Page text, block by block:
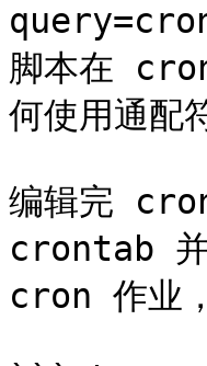
脚本在
何使用通配
编辑完
crontab
cron 作业